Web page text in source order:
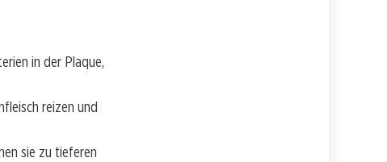
in der Plaque,
reizen und
sie zu tieferen